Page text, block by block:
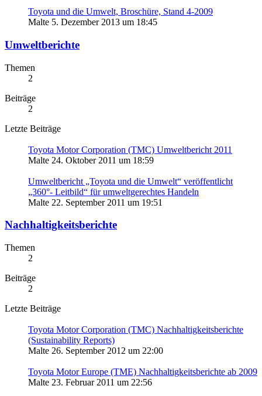
Toyota und die Umwelt, Broschüre, Stand 4-2009
Malte 5. Dezember 2013 um 18:45
Umweltberichte
Themen
2
Beiträge
2
Letzte Beiträge
Toyota Motor Corporation (TMC) Umweltbericht 2011
Malte 24. Oktober 2011 um 18:59
Umweltbericht „Toyota und die Umwelt“ veröffentlicht
„360°- Leitbild“ für umweltgerechtes Handeln
Malte 22. September 2011 um 19:51
Nachhaltigkeitsberichte
Themen
2
Beiträge
2
Letzte Beiträge
Toyota Motor Corporation (TMC) Nachhaltigkeitsberichte
(Sustainability Reports)
Malte 26. September 2012 um 22:00
Toyota Motor Europe (TME) Nachhaltigkeitsberichte ab 2009
Malte 23. Februar 2011 um 22:56